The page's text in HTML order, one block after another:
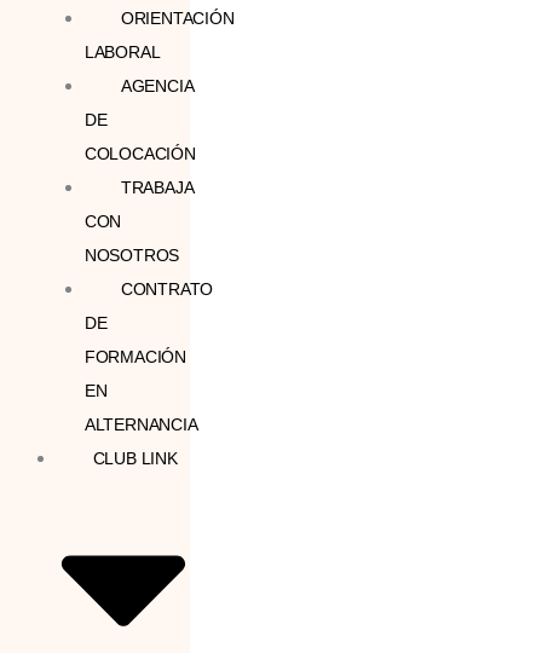
ORIENTACIÓN
LABORAL
AGENCIA
DE
COLOCACIÓN
TRABAJA
CON
NOSOTROS
CONTRATO
DE
FORMACIÓN
EN
ALTERNANCIA
CLUB LINK